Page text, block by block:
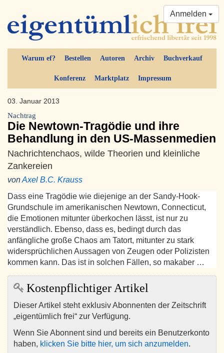
Warum ef? Bestellen Autoren Archiv Buchverkauf
Konferenz Marktplatz Impressum
Anmelden
03. Januar 2013
Nachtrag
Die Newtown-Tragödie und ihre
Behandlung in den US-Massenmedien
Nachrichtenchaos, wilde Theorien und kleinliche
Zankereien
vonAxel B.C. Krauss
Dass eine Tragödie wie diejenige an der Sandy-Hook-
Grundschule im amerikanischen Newtown, Connecticut,
die Emotionen mitunter überkochen lässt, ist nur zu
verständlich. Ebenso, dass es, bedingt durch das
anfängliche große Chaos am Tatort, mitunter zu stark
widersprüchlichen Aussagen von Zeugen oder Polizisten
kommen kann. Das ist in solchen Fällen, so makaber …
Kostenpflichtiger Artikel
Dieser Artikel steht exklusiv Abonnenten der Zeitschrift
„eigentümlich frei“ zur Verfügung.
Wenn Sie Abonnent sind und bereits ein Benutzerkonto
haben, klicken Sie bitte hier, um sich anzumelden.